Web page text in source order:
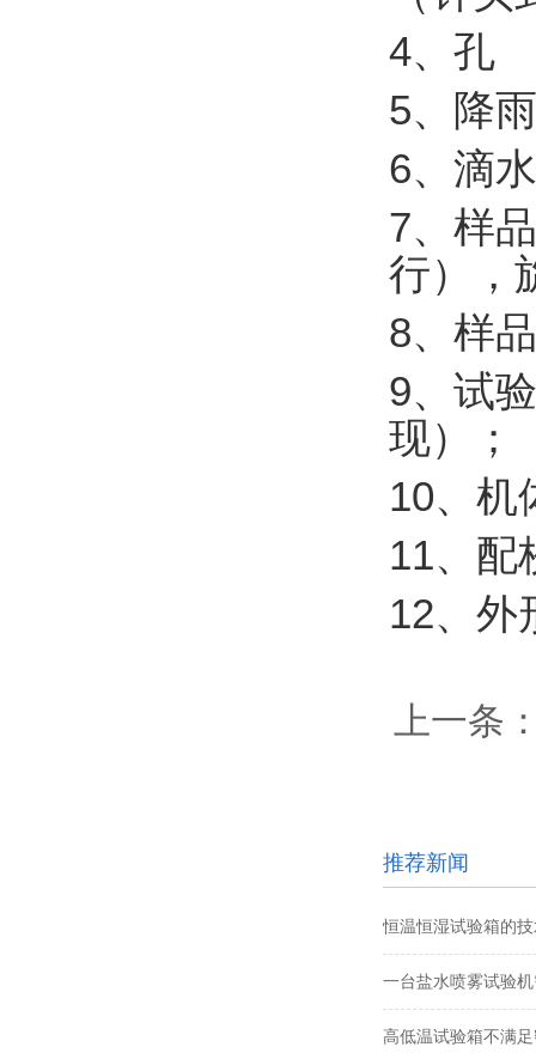
4、孔
5、降
6、滴
7、样
行），
8、样
9、试
现）；
10、机
11、配
12、外
上一条
推荐新闻
恒温恒湿试验箱的
一台盐水喷雾试验
高低温试验箱不满